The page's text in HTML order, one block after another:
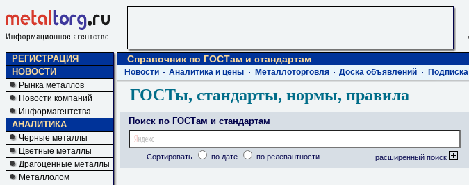
РЕГИСТРАЦИЯ
НОВОСТИ
Рынка металлов
Новости компаний
Информагентства
АНАЛИТИКА
Черные металлы
Цветные металлы
Драгоценные металлы
Металлолом
Справочник по ГОСТам и стандартам
Новости Аналитика и цены Металлоторговля Доска объявлений Подписка
ГОСТы, стандарты, нормы, правила
Поиск по ГОСТам и стандартам
Сортировать по дате по релевантности расширенный поиск